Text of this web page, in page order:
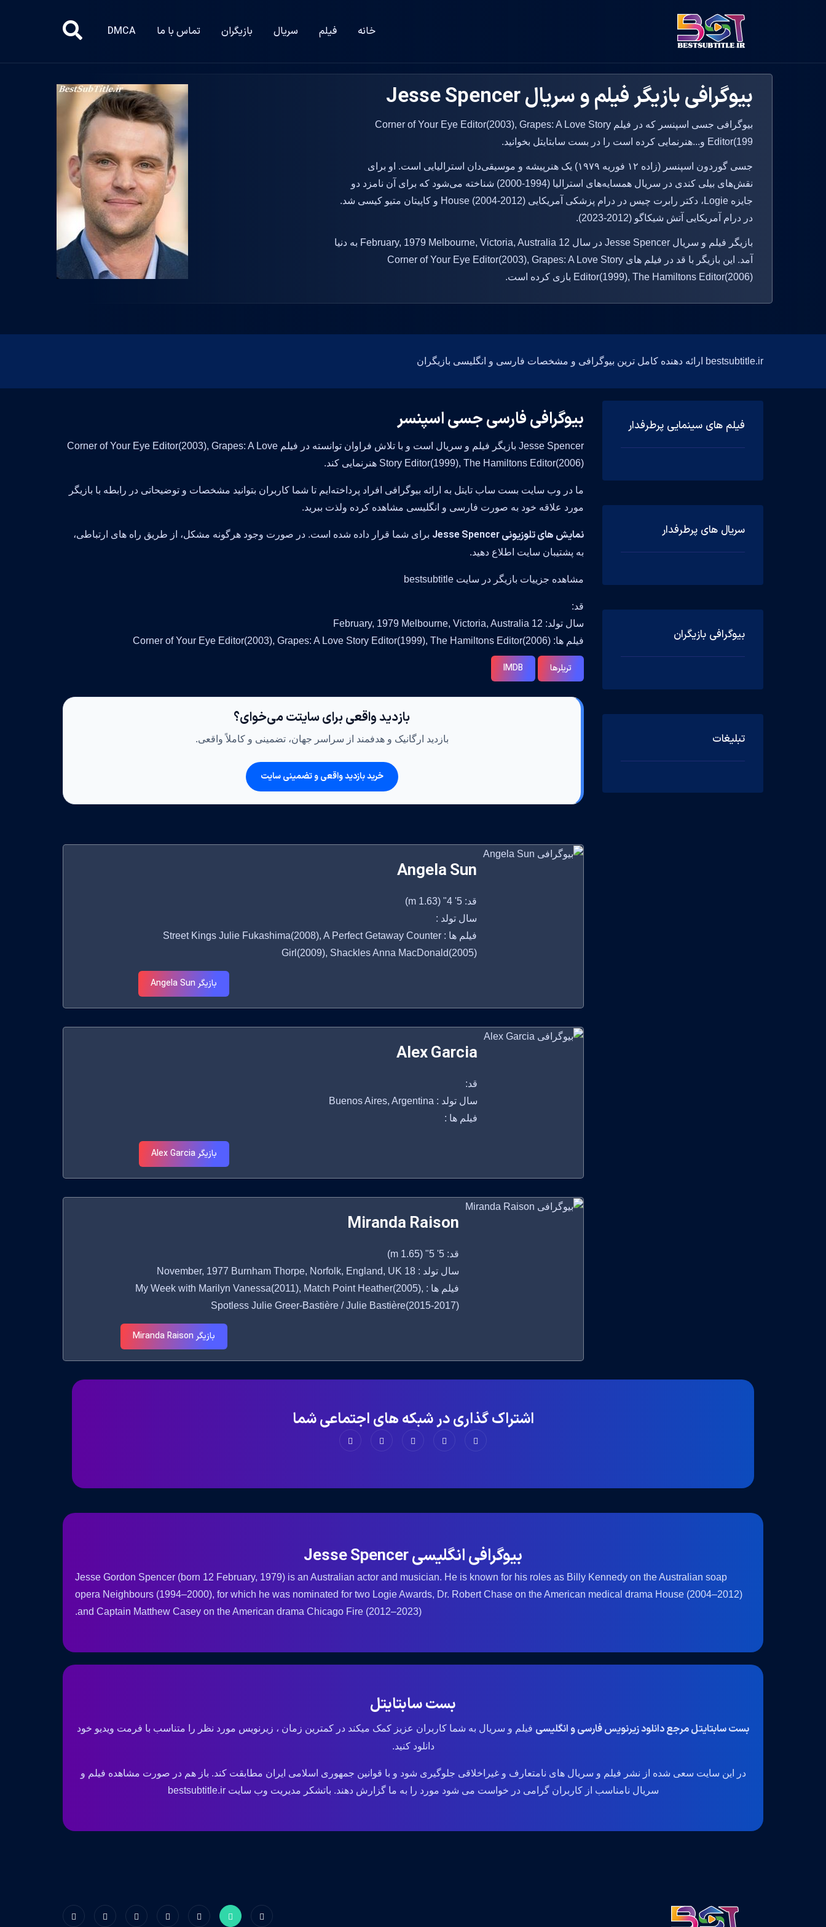
خانه فیلم سریال بازیگران تماس با ما DMCA
بیوگرافی بازیگر فیلم و سریال Jesse Spencer
بیوگرافی جسی اسپنسر که در فیلم Corner of Your Eye Editor(2003), Grapes: A Love Story
Editor(199 و...هنرنمایی کرده است را در بست سابتایتل بخوانید.
جسی گوردون اسپنسر (زاده ۱۲ فوریه ۱۹۷۹) یک هنرپیشه و موسیقی‌دان استرالیایی است. او برای
نقش‌های بیلی کندی در سریال همسایه‌های استرالیا (1994-2000) شناخته می‌شود که برای آن نامزد دو
جایزه Logie، دکتر رابرت چیس در درام پزشکی آمریکایی House (2004-2012) و کاپیتان متیو کیسی شد.
در درام آمریکایی آتش شیکاگو (2012-2023).
بازیگر فیلم و سریال Jesse Spencer در سال 12 February, 1979 Melbourne, Victoria, Australia به دنیا
آمد. این بازیگر با قد در فیلم های Corner of Your Eye Editor(2003), Grapes: A Love Story
Editor(1999), The Hamiltons Editor(2006) بازی کرده است.
bestsubtitle.ir ارائه دهنده کامل ترین بیوگرافی و مشخصات فارسی و انگلیسی بازیگران
فیلم های سینمایی پرطرفدار
سریال های پرطرفدار
بیوگرافی بازیگران
تبلیغات
بیوگرافی فارسی جسی اسپنسر
Jesse Spencer بازیگر فیلم و سریال است و با تلاش فراوان توانسته در فیلم Corner of Your Eye Editor(2003), Grapes: A Love
Story Editor(1999), The Hamiltons Editor(2006) هنرنمایی کند.
ما در وب سایت بست ساب تایتل به ارائه بیوگرافی افراد پرداخته‌ایم تا شما کاربران بتوانید مشخصات و توضیحاتی در رابطه با بازیگر
مورد علاقه خود به صورت فارسی و انگلیسی مشاهده کرده ولذت ببرید.
نمایش های تلوزیونی Jesse Spencer
برای شما قرار داده شده است. در صورت وجود هرگونه مشکل، از طریق راه های ارتباطی،
به پشتیبان سایت اطلاع دهید.
مشاهده جزییات بازیگر در سایت bestsubtitle
قد:
سال تولد: 12 February, 1979 Melbourne, Victoria, Australia
فیلم ها: Corner of Your Eye Editor(2003), Grapes: A Love Story Editor(1999), The Hamiltons Editor(2006)
تریلرها IMDB
بازدید واقعی برای سایتت می‌خوای؟
بازدید ارگانیک و هدفمند از سراسر جهان، تضمینی و کاملاً واقعی.
خرید بازدید واقعی و تضمینی سایت
Angela Sun
قد: 5' 4" (1.63 m)
سال تولد :
فیلم ها : Street Kings Julie Fukashima(2008), A Perfect Getaway Counter
Girl(2009), Shackles Anna MacDonald(2005)
بازیگر Angela Sun
Alex Garcia
قد:
سال تولد : Buenos Aires, Argentina
فیلم ها :
بازیگر Alex Garcia
Miranda Raison
قد: 5' 5" (1.65 m)
سال تولد : 18 November, 1977 Burnham Thorpe, Norfolk, England, UK
فیلم ها : My Week with Marilyn Vanessa(2011), Match Point Heather(2005),
Spotless Julie Greer-Bastière / Julie Bastière(2015-2017)
بازیگر Miranda Raison
اشتراک گذاری در شبکه های اجتماعی شما
بیوگرافی انگلیسی Jesse Spencer
Jesse Gordon Spencer (born 12 February, 1979) is an Australian actor and musician. He is known for his roles as Billy Kennedy on the Australian soap
opera Neighbours (1994–2000), for which he was nominated for two Logie Awards, Dr. Robert Chase on the American medical drama House (2004–2012)
and Captain Matthew Casey on the American drama Chicago Fire (2012–2023).
بست سابتایتل
بست سابتایتل مرجع دانلود زیرنویس فارسی و انگلیسی فیلم و سریال به شما کاربران عزیز کمک میکند در کمترین زمان ، زیرنویس مورد نظر را متناسب با فرمت ویدیو خود
دانلود کنید.
در این سایت سعی شده از نشر فیلم و سریال های نامتعارف و غیراخلاقی جلوگیری شود و با قوانین جمهوری اسلامی ایران مطابقت کند. باز هم در صورت مشاهده فیلم و
سریال نامناسب از کاربران گرامی در خواست می شود مورد را به ما گزارش دهند. باتشکر مدیریت وب سایت bestsubtitle.ir